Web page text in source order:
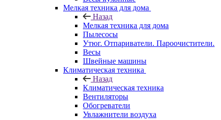
Мелкая техника для дома
Назад
Мелкая техника для дома
Пылесосы
Утюг. Отпариватели. Пароочистители.
Весы
Швейные машины
Климатическая техника
Назад
Климатическая техника
Вентиляторы
Обогреватели
Увлажнители воздуха